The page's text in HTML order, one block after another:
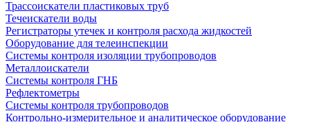
Трассоискатели пластиковых труб
Течеискатели воды
Регистраторы утечек и контроля расхода жидкостей
Оборудование для телеинспекции
Cистемы контроля изоляции трубопроводов
Металлоискатели
Системы контроля ГНБ
Рефлектометры
Системы контроля трубопроводов
Контрольно-измерительное и аналитическое оборудование